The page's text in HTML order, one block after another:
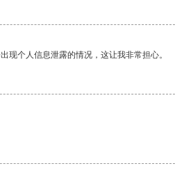
个人信息泄露的情况，这让我非常担心。